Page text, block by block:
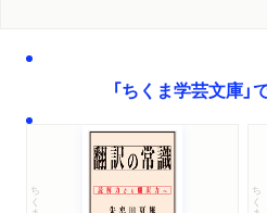
「ちくま学芸文庫
ちくま学芸文庫 ちくま学芸文庫